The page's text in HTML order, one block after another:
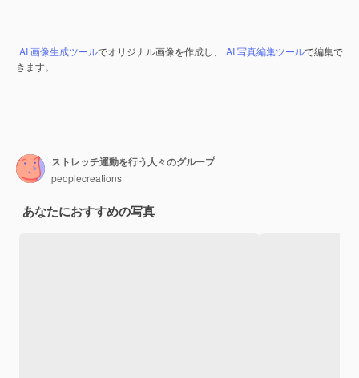
AI 画像生成ツールでオリジナル画像を作成し、 AI 写真編集ツールで編集で
きます。
ストレッチ運動を行う人々のグループ
peoplecreations
あなたにおすすめの写真